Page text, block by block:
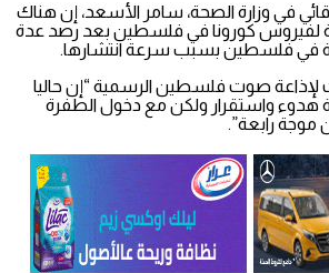
في وزارة الصحة، سامر الأسعد، إن هناك
لفيروس كورونا في فلسطين بعد رصد عدة
في فلسطين بسبب سرعة انتشارها.
صوت فلسطين الرسمية “إن حاليا
هدوء واستقرار ولكن مع دخول الطفرة
موجة رابعة”.